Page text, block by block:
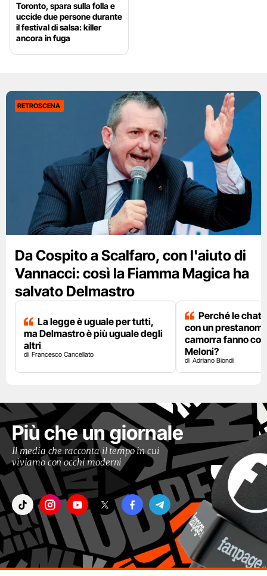
Toronto, spara sulla folla e
uccide due persone durante
il festival di salsa: killer
ancora in fuga
RETROSCENA
Da Cospito a Scalfaro, con l'aiuto di
Vannacci: così la Fiamma Magica ha
salvato Delmastro
La legge è uguale per tutti,
ma Delmastro è più uguale degli
altri
Francesco Cancellato
Perché le chat
con un
camorra fanno
Meloni?
Adriano Biondi
Più che un giornale
Il media che racconta il tempo in cui
viviamo con occhi moderni